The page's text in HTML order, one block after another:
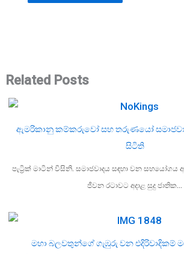
Related Posts
ඇමරිකානු කම්කරුවෝ සහ තරුණයෝ
සිටිති
පැට්‍රික් මාටින් විසිනි. සමාජවාදය සඳහා වන
ජීවන රටාවට අදාළ සුදු ජාතික…
මහා බලවතුන්ගේ ගැඹුරු වන එදිරිවාදිකම්